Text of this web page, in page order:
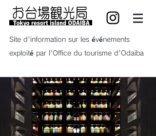
Site d'information sur les événements
exploité par l'Office du tourisme d'Odaiba